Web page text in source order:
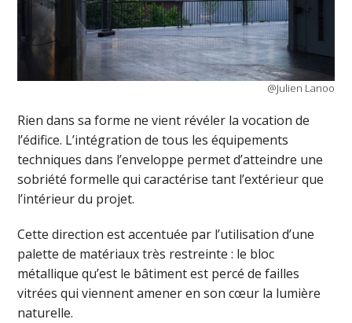
@Julien Lanoo
Rien dans sa forme ne vient révéler la vocation de
l’édifice. L’intégration de tous les équipements
techniques dans l’enveloppe permet d’atteindre une
sobriété formelle qui caractérise tant l’extérieur que
l’intérieur du projet.
Cette direction est accentuée par l’utilisation d’une
palette de matériaux très restreinte : le bloc
métallique qu’est le bâtiment est percé de failles
vitrées qui viennent amener en son cœur la lumière
naturelle.